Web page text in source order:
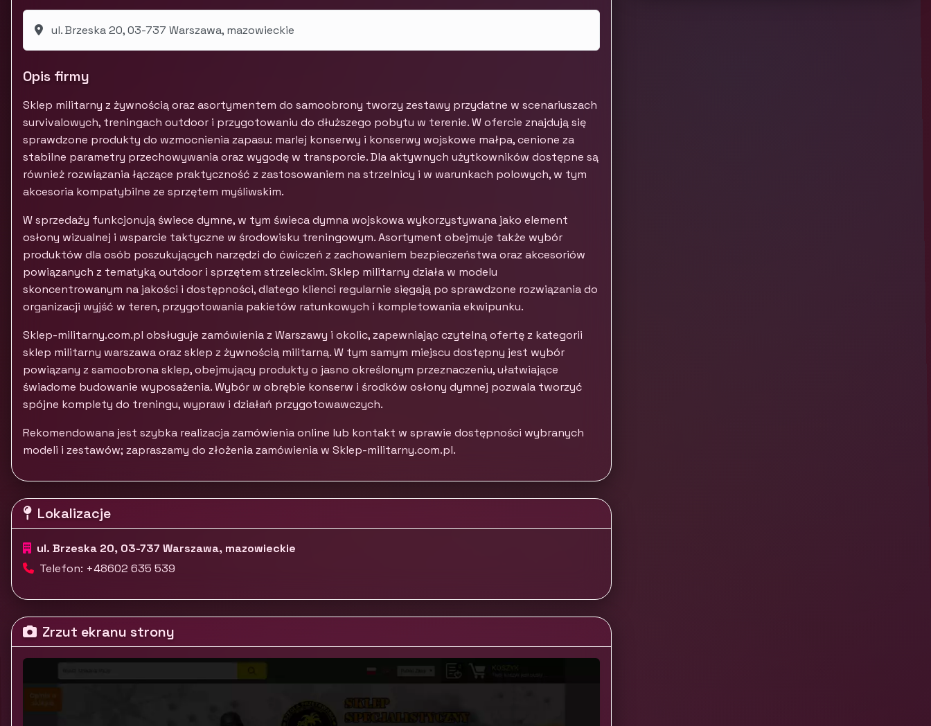
ul. Brzeska 20, 03-737 Warszawa, mazowieckie
Opis firmy
Sklep militarny z żywnością oraz asortymentem do samoobrony tworzy zestawy przydatne w scenariuszach
survivalowych, treningach outdoor i przygotowaniu do dłuższego pobytu w terenie. W ofercie znajdują się
sprawdzone produkty do wzmocnienia zapasu: marlej konserwy i konserwy wojskowe małpa, cenione za
stabilne parametry przechowywania oraz wygodę w transporcie. Dla aktywnych użytkowników dostępne są
również rozwiązania łączące praktyczność z zastosowaniem na strzelnicy i w warunkach polowych, w tym
akcesoria kompatybilne ze sprzętem myśliwskim.
W sprzedaży funkcjonują świece dymne, w tym świeca dymna wojskowa wykorzystywana jako element
osłony wizualnej i wsparcie taktyczne w środowisku treningowym. Asortyment obejmuje także wybór
produktów dla osób poszukujących narzędzi do ćwiczeń z zachowaniem bezpieczeństwa oraz akcesoriów
powiązanych z tematyką outdoor i sprzętem strzeleckim. Sklep militarny działa w modelu
skoncentrowanym na jakości i dostępności, dlatego klienci regularnie sięgają po sprawdzone rozwiązania do
organizacji wyjść w teren, przygotowania pakietów ratunkowych i kompletowania ekwipunku.
Sklep-militarny.com.pl obsługuje zamówienia z Warszawy i okolic, zapewniając czytelną ofertę z kategorii
sklep militarny warszawa oraz sklep z żywnością militarną. W tym samym miejscu dostępny jest wybór
powiązany z samoobrona sklep, obejmujący produkty o jasno określonym przeznaczeniu, ułatwiające
świadome budowanie wyposażenia. Wybór w obrębie konserw i środków osłony dymnej pozwala tworzyć
spójne komplety do treningu, wypraw i działań przygotowawczych.
Rekomendowana jest szybka realizacja zamówienia online lub kontakt w sprawie dostępności wybranych
modeli i zestawów; zapraszamy do złożenia zamówienia w Sklep-militarny.com.pl.
Lokalizacje
ul. Brzeska 20, 03-737 Warszawa, mazowieckie
Telefon: +48602 635 539
Zrzut ekranu strony